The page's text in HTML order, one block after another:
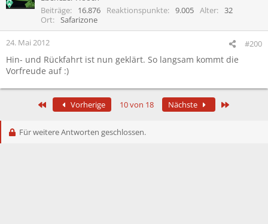
Beiträge
16.876 Reaktionspunkte 9.005 Alter
32
Ort
Safarizone
24. Mai 2012 #200
Hin- und Rückfahrt ist nun geklärt. So langsam kommt die
Vorfreude auf :)
Erste Vorherige 10 von 18 Nächste
Für weitere Antworten geschlossen.